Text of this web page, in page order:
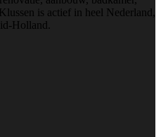
is actief in heel Nederland,
Holland.